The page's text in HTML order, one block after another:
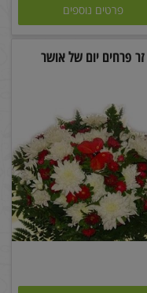
פרטים נוספים
זר פרחים יום של אושר